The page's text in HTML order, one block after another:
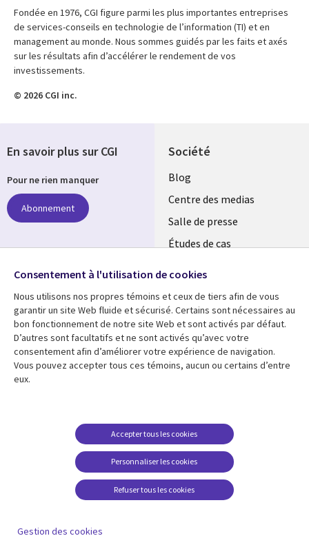
Fondée en 1976, CGI figure parmi les plus importantes entreprises
de services-conseils en technologie de l’information (TI) et en
management au monde. Nous sommes guidés par les faits et axés
sur les résultats afin d’accélérer le rendement de vos
investissements.
© 2026 CGI inc.
Société
Useful
links
MAROC
Blog
Centre des medias
Salle de presse
Études de cas
Ressources
Library
Morocco
Articles
Études de cas
Points de vue
Support
Restrictions et
conditions juridiques
Centre de gestion des
témoins
En savoir plus sur CGI
Pour ne rien manquer
Abonnement
Suivez-nous
Social
Media
MAROC
Consentement à l'utilisation de cookies
Nous utilisons nos propres témoins et ceux de tiers afin de vous
garantir un site Web fluide et sécurisé. Certains sont nécessaires au
bon fonctionnement de notre site Web et sont activés par défaut.
D’autres sont facultatifs et ne sont activés qu’avec votre
consentement afin d’améliorer votre expérience de navigation.
Vous pouvez accepter tous ces témoins, aucun ou certains d’entre
eux.
Personnaliser les cookies
Accepter tous les cookies
Refuser tous les cookies
Gestion des cookies